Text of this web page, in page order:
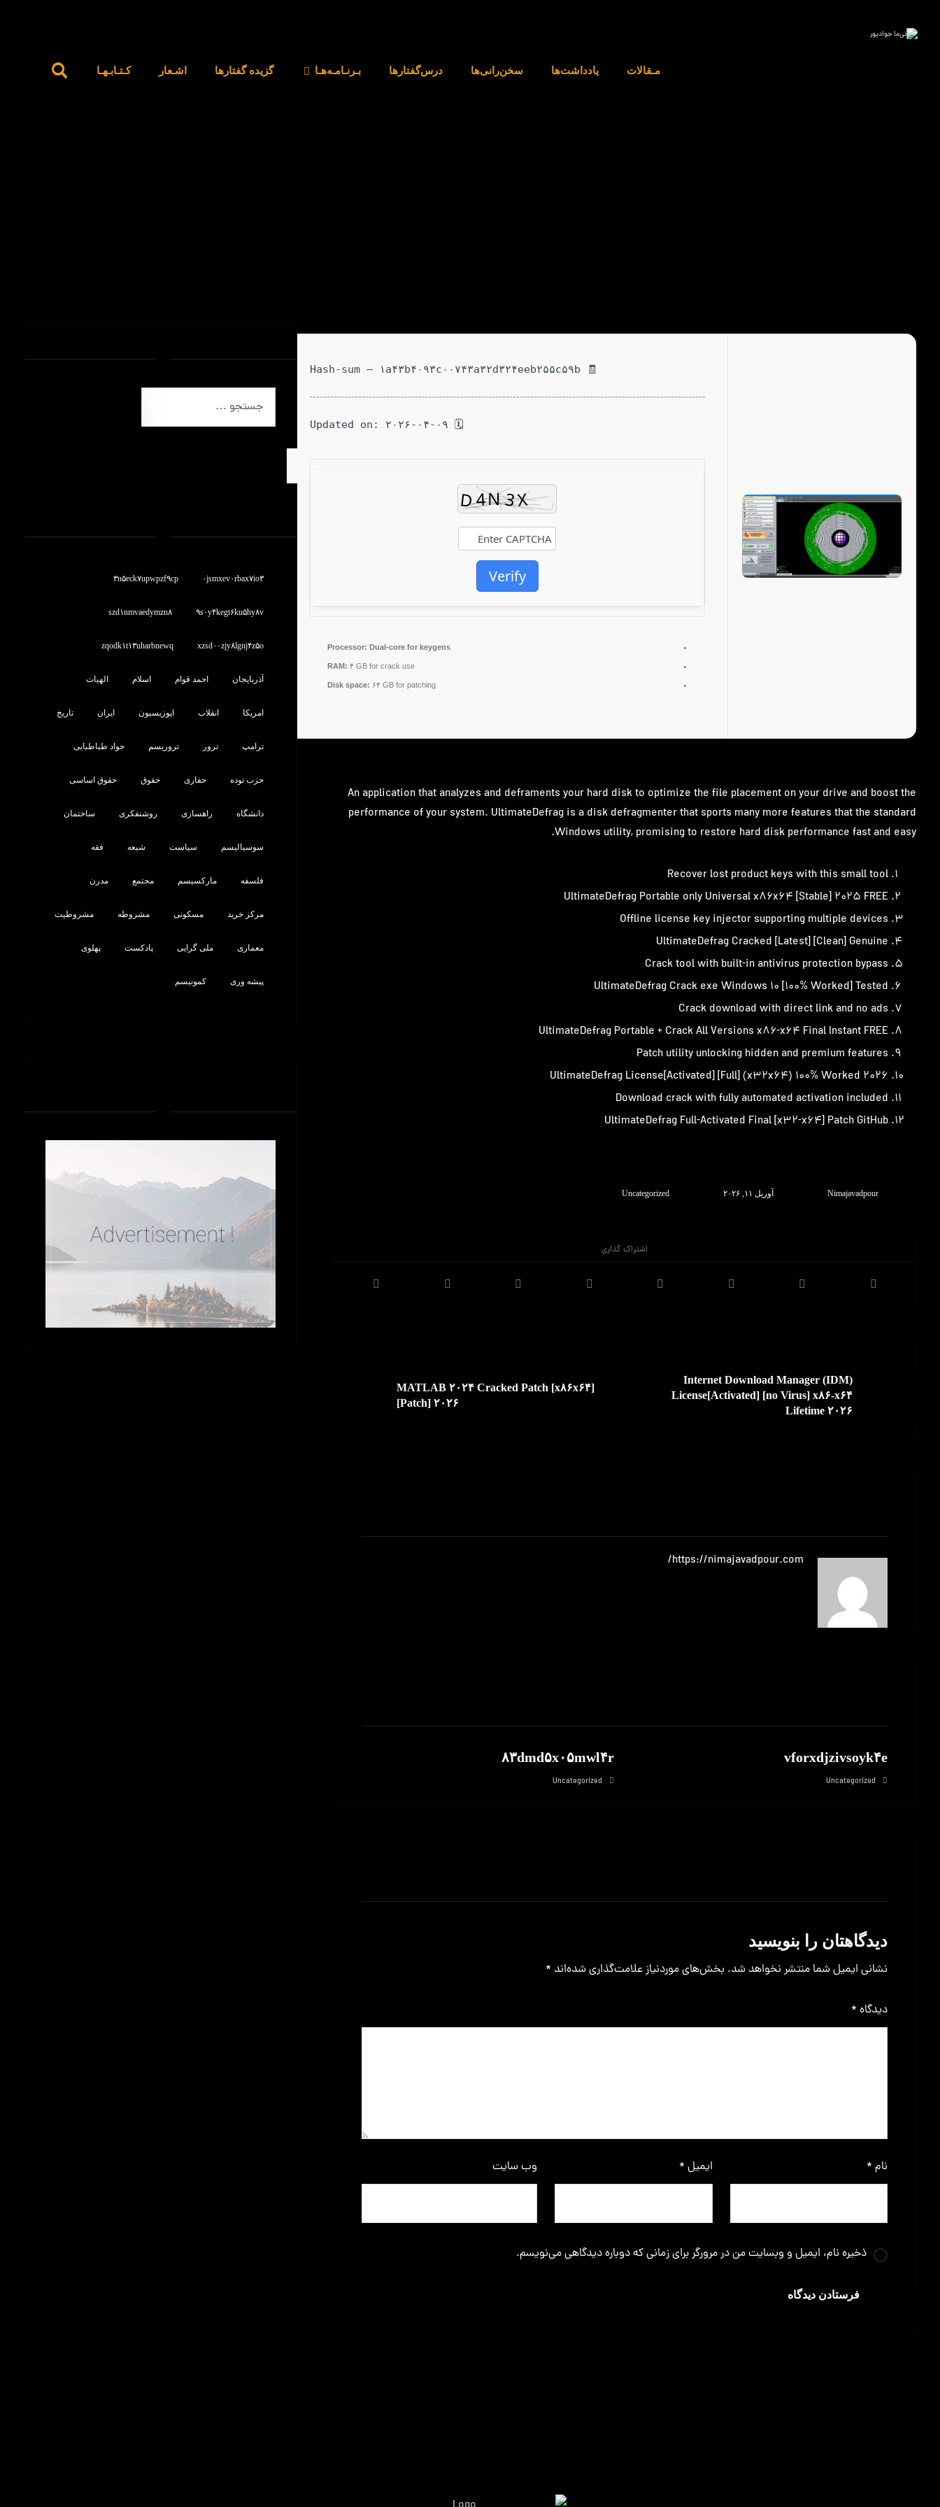
مـقالات یادداشت‌ها ‌سخن‌رانی‌ها درس‌گفتارها بـرنـامـه‌هـا گزیده گفتارها اشـعار کـتـابـهـا
🧾 Hash-sum — ۱a۴۳b۴۰۹۳c۰۰۷۴۳a۳۲d۳۲۴eeb۲۵۵c۵۹b
🗓 Updated on: ۲۰۲۶-۰۴-۰۹
Verify
Processor: Dual-core for keygens
RAM: ۴ GB for crack use
Disk space: ۶۴ GB for patching
An application that analyzes and deframents your hard disk to optimize the file placement on your drive and boost the
performance of your system. UltimateDefrag is a disk defragmenter that sports many more features that the standard
Windows utility, promising to restore hard disk performance fast and easy.
Recover lost product keys with this small tool
UltimateDefrag Portable only Universal x۸۶x۶۴ [Stable] ۲۰۲۵ FREE
Offline license key injector supporting multiple devices
UltimateDefrag Cracked [Latest] [Clean] Genuine
Crack tool with built-in antivirus protection bypass
UltimateDefrag Crack exe Windows ۱۰ [۱۰۰% Worked] Tested
Crack download with direct link and no ads
UltimateDefrag Portable + Crack All Versions x۸۶-x۶۴ Final Instant FREE
Patch utility unlocking hidden and premium features
UltimateDefrag License[Activated] [Full] (x۳۲x۶۴) ۱۰۰% Worked ۲۰۲۶
Download crack with fully automated activation included
UltimateDefrag Full-Activated Final [x۳۲-x۶۴] Patch GitHub
Nimajavadpour آوریل ۱۱, ۲۰۲۶ Uncategorized
Internet Download Manager (IDM)
License[Activated] [no Virus] x۸۶-x۶۴
Lifetime ۲۰۲۶
MATLAB ۲۰۲۴ Cracked Patch [x۸۶x۶۴]
[Patch] ۲۰۲۶
https://nimajavadpour.com/
vforxdjzivsoyk۴e
Uncategorized
۸۳dmd۵x۰۵mwl۴r
Uncategorized
دیدگاهتان را بنویسید
نشانی ایمیل شما منتشر نخواهد شد. بخش‌های موردنیاز علامت‌گذاری شده‌اند *
دیدگاه *
نام * ایمیل * وب‌ سایت
ذخیره نام، ایمیل و وبسایت من در مرورگر برای زمانی که دوباره دیدگاهی می‌نویسم.
فرستادن دیدگاه
۰jsmxev۰rbax۷io۳ ۳n۵eck۷upwpzf۹cp
۹s۰y۴kegt۶ku۵hy۸v szd۱nmvaedymzn۸
xzsd۰۰zjy۸lgnj۴z۵o zqodk۱t۱۳uharbnewq
آذربایجان احمد قوام اسلام الهیات
امریکا انقلاب اپوزیسیون ایران تاریخ
ترامپ ترور تروریسم جواد طباطبایی
حزب توده حفاری حقوق حقوق اساسی
دانشگاه راهسازی روشنفکری ساختمان
سوسیالیسم سیاست شیعه فقه
فلسفه مارکسیسم مجتمع مدرن
مرکز خرید مسکونی مشروطه مشروطیت
معماری ملی گرایی پادکست پهلوی
پیشه وری کمونیسم